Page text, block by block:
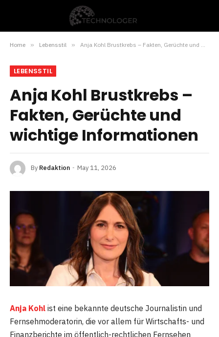
Home » Lebensstil » Anja Kohl Brustkrebs – Fakten, Gerüchte und wichtige Informationen
LEBENSSTIL
Anja Kohl Brustkrebs –
Fakten, Gerüchte und
wichtige Informationen
By Redaktion May 11, 2026
Anja Kohl ist eine bekannte deutsche Journalistin und
Fernsehmoderatorin, die vor allem für Wirtschafts- und
Finanzberichte im öffentlich-rechtlichen Fernsehen